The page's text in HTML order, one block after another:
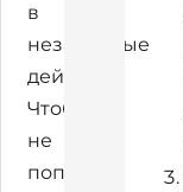
в
незаконные
действия.
Чтобы
не
попасть